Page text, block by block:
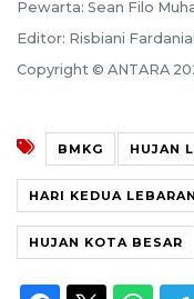
Pewarta: Sean Filo
Editor: Risbiani
Copyright © ANTARA
BMKG HUJAN
HARI KEDUA LEBARAN
HUJAN KOTA BESAR